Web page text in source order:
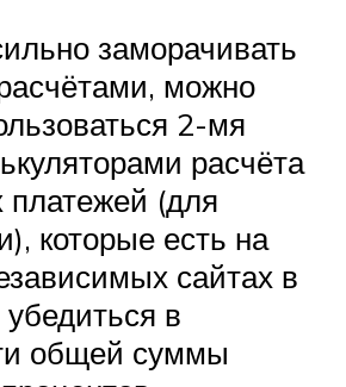
заморачивать
можно
2-мя
расчёта
платежей (для
которые есть на
сайтах в
в
общей суммы